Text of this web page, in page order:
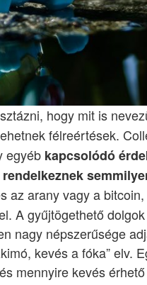
hogy mit is
félreértések.
egyéb kapcsolódó
rendelkeznek
az arany vagy a
A gyűjtögethető
nagy népszerűsége
kevés a fóka” elv.
mennyire kevés